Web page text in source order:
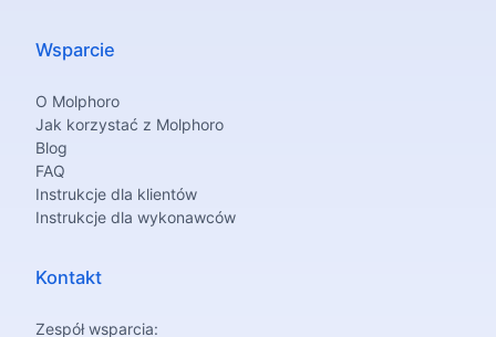
Wsparcie
O Molphoro
Jak korzystać z Molphoro
Blog
FAQ
Instrukcje dla klientów
Instrukcje dla wykonawców
Kontakt
Zespół wsparcia: